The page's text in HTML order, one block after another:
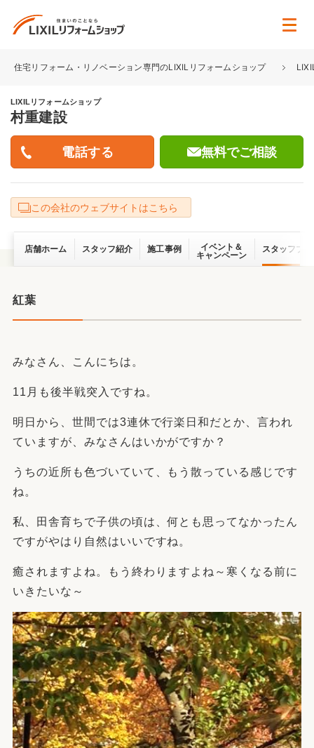
住宅リフォーム・リノベーション専門のLIXILリフォームショップ
LIXILリフォームショップ
村重建設
無料でご相談
この会社のウェブサイトはこちら
店舗ホーム スタッフ紹介 施工事例
イベント＆
キャンペーン
スタッフブ
紅葉
みなさん、こんにちは。
11月も後半戦突入ですね。
明日から、世間では3連休で行楽日和だとか、言われ
ていますが、みなさんはいかがですか？
うちの近所も色づいていて、もう散っている感じです
ね。
私、田舎育ちで子供の頃は、何とも思ってなかったん
ですがやはり自然はいいですね。
癒されますよね。もう終わりますよね～寒くなる前に
いきたいな～